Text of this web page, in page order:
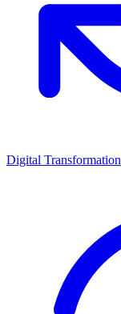
Digital Transformation